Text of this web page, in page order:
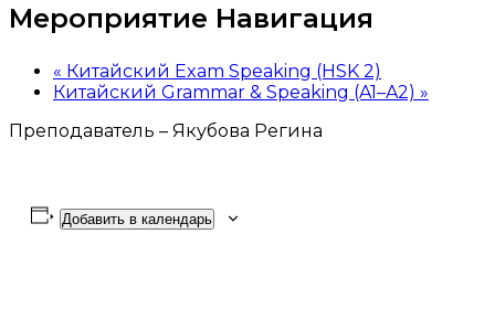
Мероприятие Навигация
« Китайский Exam Speaking (HSK 2)
Китайский Grammar & Speaking (A1–A2) »
Преподаватель – Якубова Регина
Добавить в календарь